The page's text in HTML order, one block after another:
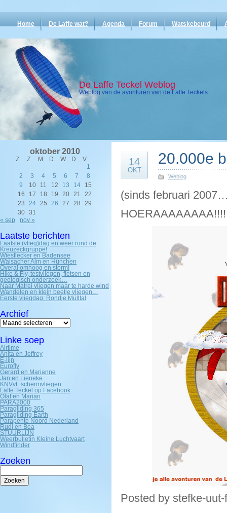
Home De Laffe wat? Agenda Forum Watskebeurd
De Laffe Teckel Weblog
Weblog van de avonturen van de Laffe Teckels.
oktober 2010
Z Z M D W D
V
1
2
3 4 5 6 7
8
9
10 11 12 13 14
15
16
17 18 19 20 21
22
23
24 25 26 27 28
29
30
31
« sep
nov »
Laatste berichten
Laatste (vlieg)dag en weer rond de
Kreuzeckgruppe!
Wiesflecker en Badensee
Waisacher Alm en Hünchen
Overal omhoog en storm!
Hike & Fly, testvliegen, fietsen en
geologisch onderzoek…
Naar Matrei vliegen maar te harde wind
Wandelen en klein beetje vliegen…
Eerste vliegdag: Rondje Mülltal
Archief
Archief
Linke soep
Airtime
Anita en Jeffrey
E-lijn
Eurofly
Gerard en Marianne
Jan en Lieneke
KNVvL schermvliegen
Laffe Teckel op Facebook
Olaf en Marian
PARA2000
Paragliding 365
Paragliding Earth
Parapente Noord Nederland
Rudi en Bea
STUURLIJN
Weerbulletin Kleine Luchtvaart
Windfinder
Zoeken
Zoeken
naar:
14
OKT
20.000e
Weblog
(sinds februari
Posted by stefke-